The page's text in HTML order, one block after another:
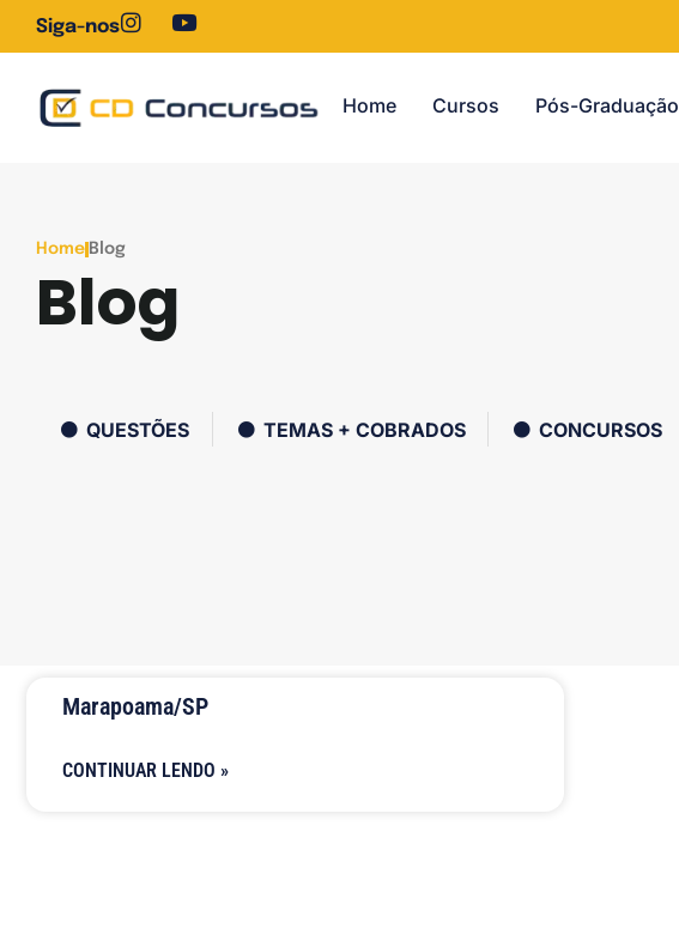
Siga-nos
Home Cursos Pós-Graduação
Home Blog
Blog
QUESTÕES TEMAS + COBRADOS CONCURSOS
Marapoama/SP
CONTINUAR LENDO »